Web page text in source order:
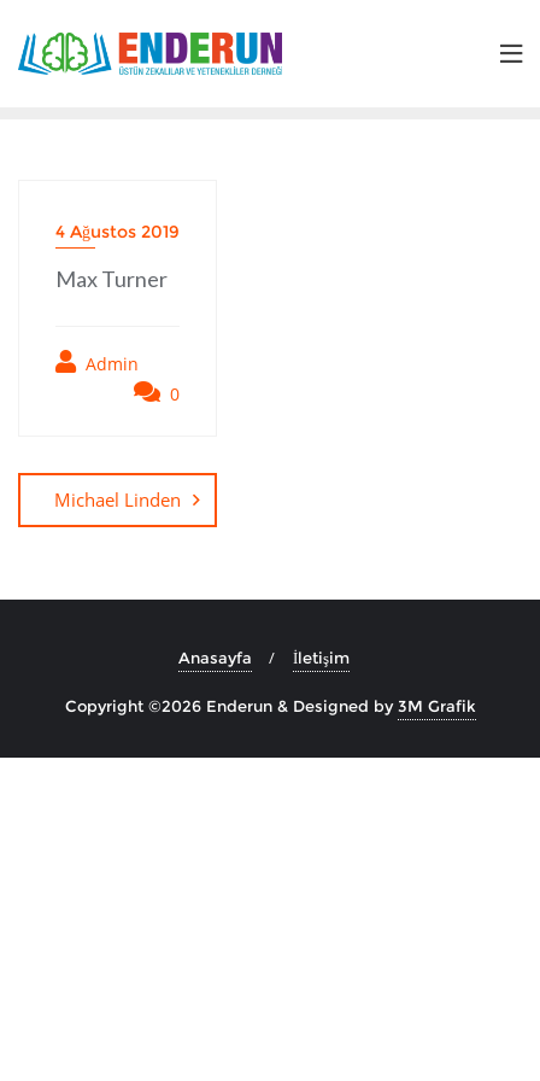
content
4 Ağustos 2019
Max Turner
Admin
0
dolaşımı
Michael Linden
Anasayfa İletişim
Copyright ©2026 Enderun & Designed by3M Grafik